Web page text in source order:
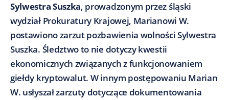
Sylwestra Suszka, prowadzonym przez śląski
wydział Prokuratury Krajowej, Marianowi W.
postawiono zarzut pozbawienia wolności Sylwestra
Suszka. Śledztwo to nie dotyczy kwestii
ekonomicznych związanych z funkcjonowaniem
giełdy kryptowalut. W innym postępowaniu Marian
W. usłyszał zarzuty dotyczące dokumentowania